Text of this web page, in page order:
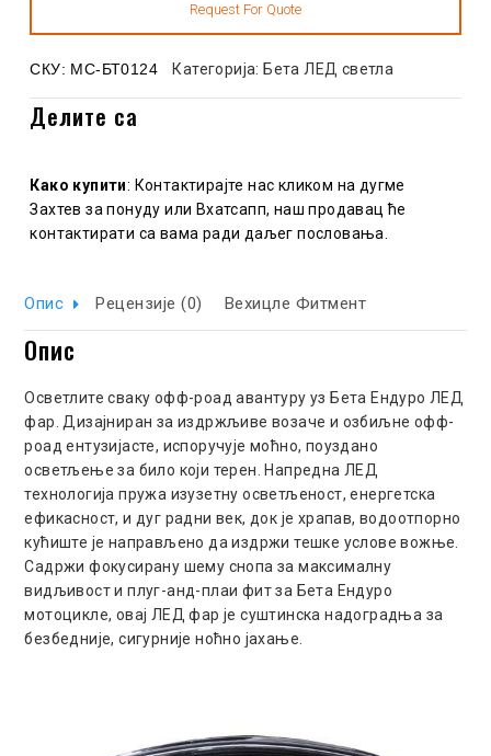
СКУ: МС-БТ0124 Категорија: Бета ЛЕД светла
Делите са
Како купити: Контактирајте нас кликом на дугме
Захтев за понуду или Вхатсапп, наш продавац ће
контактирати са вама ради даљег пословања.
Опис Рецензије (0) Вехицле Фитмент
Опис
Осветлите сваку офф-роад авантуру уз Бета Ендуро ЛЕД
фар. Дизајниран за издржљиве возаче и озбиљне офф-
роад ентузијасте, испоручује моћно, поуздано
осветљење за било који терен. Напредна ЛЕД
технологија пружа изузетну осветљеност, енергетска
ефикасност, и дуг радни век, док је храпав, водоотпорно
кућиште је направљено да издржи тешке услове вожње.
Садржи фокусирану шему снопа за максималну
видљивост и плуг-анд-плаи фит за Бета Ендуро
мотоцикле, овај ЛЕД фар је суштинска надоградња за
безбедније, сигурније ноћно јахање.